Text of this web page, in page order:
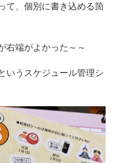
て、個別に書き込める箇
右端がよかった～～
いうスケジュール管理シ